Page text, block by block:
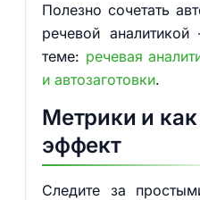
Полезно сочетать
речевой
теме: речевая
и автозаготовки.
Метрики и
эффект
Следите за